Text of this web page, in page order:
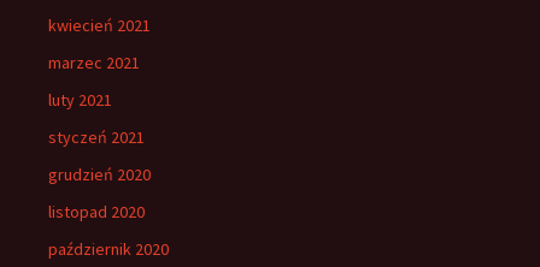
kwiecień 2021
marzec 2021
luty 2021
styczeń 2021
grudzień 2020
listopad 2020
październik 2020